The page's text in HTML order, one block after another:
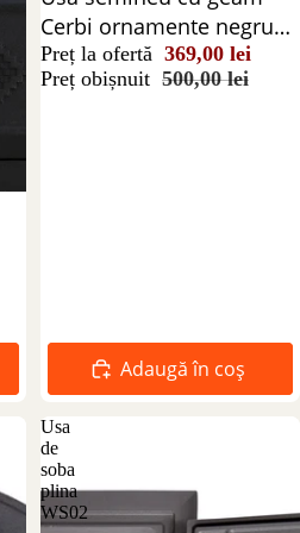
Cerbi ornamente negru
555x345 mm
Preț la ofertă 369,00 lei
Preț obișnuit 500,00 lei
Adaugă în coș
Usa
de
soba
plina
WS02